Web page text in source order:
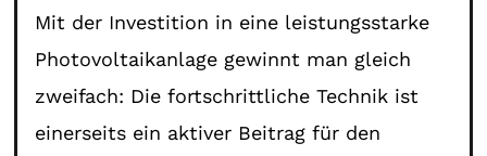
Mit der Investition in eine leistungsstarke
Photovoltaikanlage gewinnt man gleich
zweifach: Die fortschrittliche Technik ist
einerseits ein aktiver Beitrag für den